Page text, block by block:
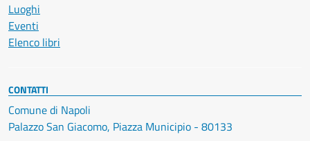
Luoghi
Eventi
Elenco libri
CONTATTI
Comune di Napoli
Palazzo San Giacomo, Piazza Municipio - 80133